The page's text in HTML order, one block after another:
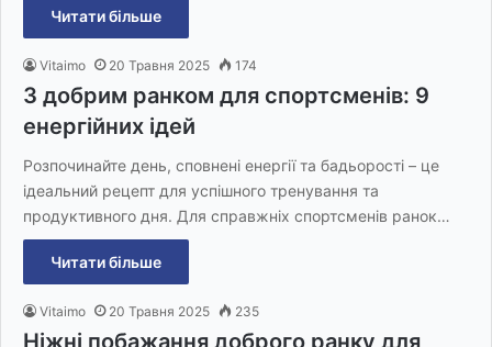
Читати більше
Vitaimo 20 Травня 2025 174
З добрим ранком для спортсменів: 9
енергійних ідей
Розпочинайте день, сповнені енергії та бадьорості – це
ідеальний рецепт для успішного тренування та
продуктивного дня. Для справжніх спортсменів ранок…
Читати більше
Vitaimo 20 Травня 2025 235
Ніжні побажання доброго ранку для